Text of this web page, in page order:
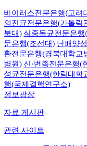
바이러스전문은행(고려
의진균전문은행(가톨릭
북대) 식중독균전문은
문은행(조선대) 난배양
환전문은행(경북대학교
병원) 신·변종전문은행(
성균전문은행(한림대학
행(국제결핵연구소)
정보광장
자료 게시판
관련 사이트